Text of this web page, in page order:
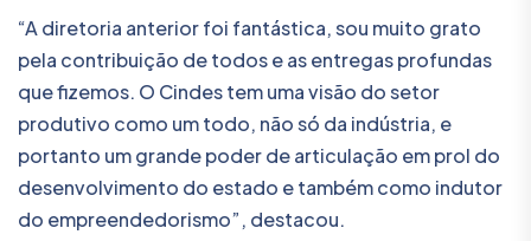
“A diretoria anterior foi fantástica, sou muito grato
pela contribuição de todos e as entregas profundas
que fizemos. O Cindes tem uma visão do setor
produtivo como um todo, não só da indústria, e
portanto um grande poder de articulação em prol do
desenvolvimento do estado e também como indutor
do empreendedorismo”, destacou.